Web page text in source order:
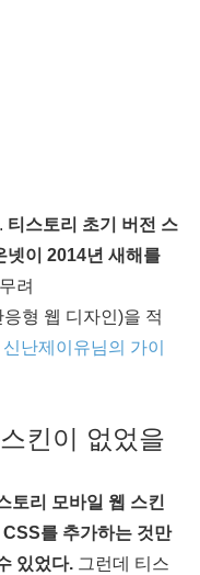
티스토리 초기 버전 스
넷이 2014년 새해를
무려
형 웹 디자인)을 적
신난제이유님의 가이
킨이 없었을
토리 모바일 웹 스킨
를 추가하는 것만
있었다. 그런데 티스